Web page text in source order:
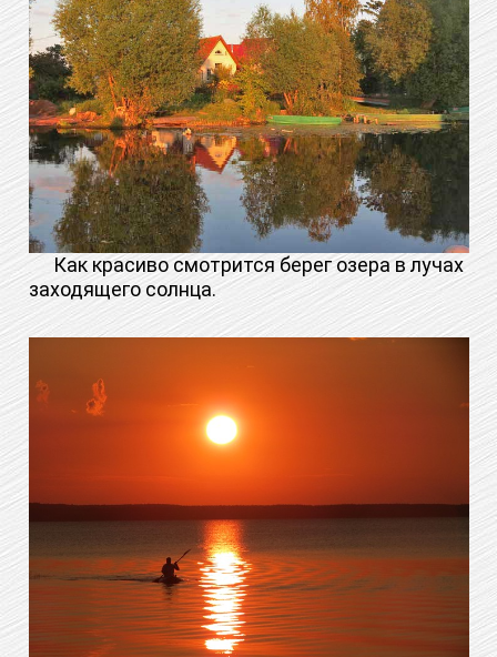
Как красиво смотрится берег озера в лучах
заходящего солнца.